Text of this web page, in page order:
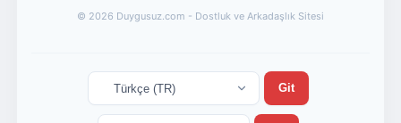
© 2026 Duygusuz.com - Dostluk ve Arkadaşlık Sitesi